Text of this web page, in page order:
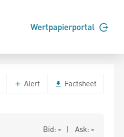
Wertpapierportal
Alert Factsheet
Bid: - | Ask: -